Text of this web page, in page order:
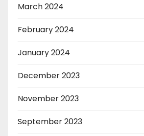
March 2024
February 2024
January 2024
December 2023
November 2023
September 2023